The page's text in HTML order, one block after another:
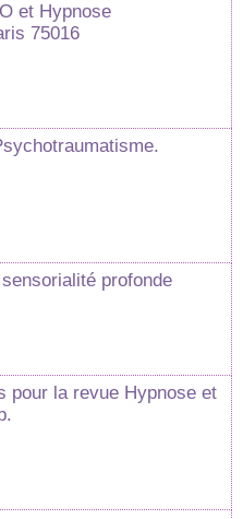
et Hypnose
75016
profonde
pour la revue Hypnose et